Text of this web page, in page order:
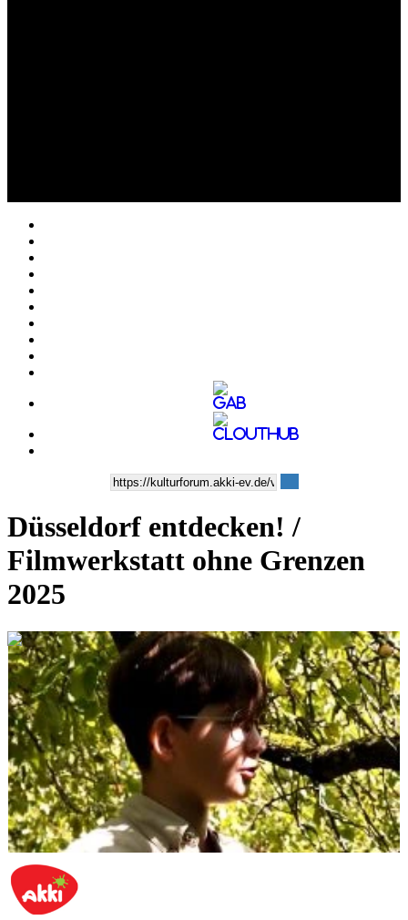
Düsseldorf entdecken! /
Filmwerkstatt ohne Grenzen
2025
0:20:15